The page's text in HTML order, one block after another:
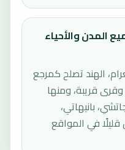
المدن والأحياء
الهند تصلح كمرجع
قريبة، ومنها
بانيهاتي،
قليلًا في المواقع